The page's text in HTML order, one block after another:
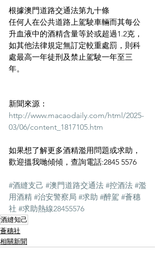
根據澳門道路交通法第九十條
任何人在公共道路上駕駛車輛而其每公
升血液中的酒精含量等於或超過1.2克，
如其他法律規定無訂定較重處罰，則科
處最高一年徒刑及禁止駕駛一年至三
年。
新聞來源：
http://www.macaodaily.com/html/2025-
03/06/content_1817105.htm
如果想了解更多酒精濫用問題或求助，
歡迎搵我哋傾傾，查詢電話:2845 5576
#酒縫支己 #澳門道路交通法 #控酒法 #濫
用酒精 #治安警察局 #求助 #醉駕 #薈穗
社 #求助熱線28455576
酒縫知己
薈穗社
相關新聞